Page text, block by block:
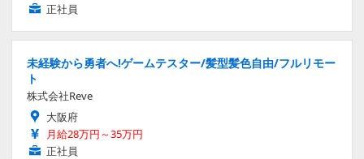
正社員
未経験から勇者へ!ゲームテスター/髪型髪色自由/フルリモー
ト
株式会社Reve
大阪府
月給28万円～35万円
正社員